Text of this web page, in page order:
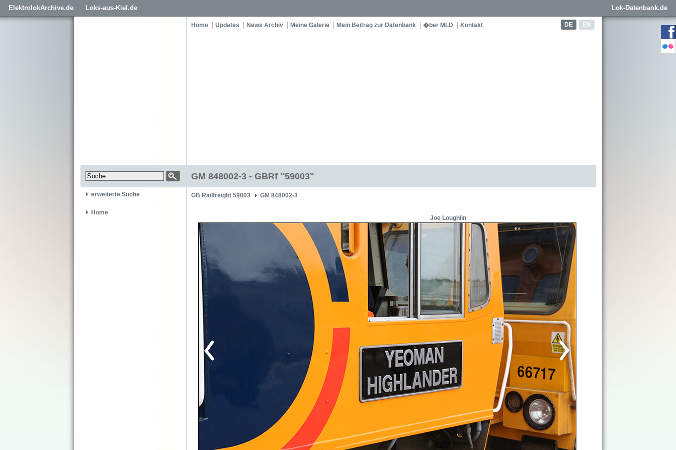
ElektrolokArchive.de Loks-aus-Kiel.de Lok-Datenbank.de
DE EN
Home Updates News Archiv Meine Galerie Mein Beitrag zur Datenbank �ber MLD Kontakt
GM 848002-3 - GBRf "59003"
erweiterte Suche
Home
GB Railfreight 59003 GM 848002-3
Joe Loughlin